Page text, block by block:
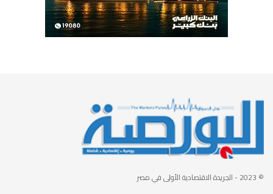
© 2023 - الجريدة الاقتصادية الأولى في مصر